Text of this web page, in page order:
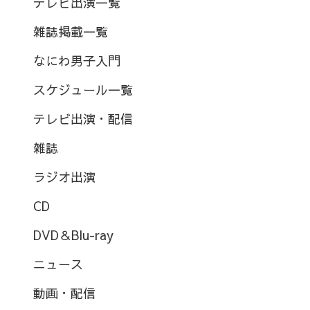
雑誌掲載一覧
なにわ男子入門
スケジュール一覧
テレビ出演・配信
雑誌
ラジオ出演
CD
DVD＆Blu-ray
ニュース
動画・配信